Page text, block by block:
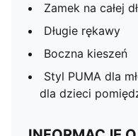
Zamek na całej
Długie rękawy
Boczna kieszeń
Styl PUMA dla
dla dzieci